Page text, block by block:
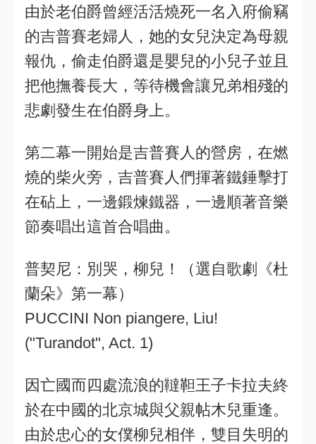
由於老伯爵曾經活活燒死一名入府偷竊
的吉普賽老婦人，她的女兒決定為母親
報仇，偷走伯爵還是嬰兒的小兒子並且
把他撫養長大，等待機會讓兄弟相殘的
悲劇發生在伯爵身上。
第二幕一開始是吉普賽人的營房，在燃
燒的柴火旁，吉普賽人們揮著鐵錘擊打
在砧上，一邊鍛煉鐵器，一邊順著音樂
節奏唱出這首合唱曲。
普契尼：別哭，柳兒！（選自歌劇《杜
蘭朵》第一幕）
PUCCINI Non piangere, Liu!
("Turandot", Act. 1)
因亡國而四處流浪的韃靼王子卡拉夫終
於在中國的北京城與父親帖木兒重逢。
由於忠心的女僕柳兒相伴，雙目失明的